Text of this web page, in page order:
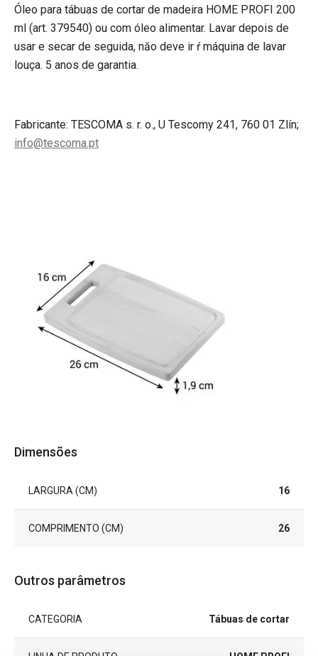
Óleo para tábuas de cortar de madeira HOME PROFI 200
ml (art. 379540) ou com óleo alimentar. Lavar depois de
usar e secar de seguida, năo deve ir ŕ máquina de lavar
louça. 5 anos de garantia.
Fabricante: TESCOMA s. r. o., U Tescomy 241, 760 01 Zlín;
info@tescoma.pt
Dimensões
LARGURA (CM) 16
COMPRIMENTO (CM) 26
Outros parâmetros
CATEGORIA Tábuas de cortar